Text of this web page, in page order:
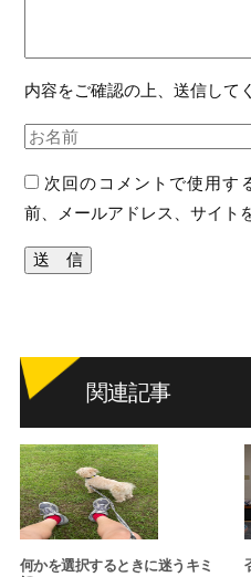
内容をご確認の上、送信して
次回のコメントで使用す
前、メールアドレス、サイト
関連記事
何かを選択するときに迷うキミ